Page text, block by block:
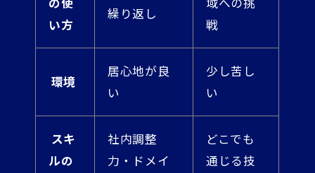
い方
繰り返し
戦
環境
居心地が良
い
少し苦し
い
スキ
ルの
社内調整
力・ドメイ
どこでも
通じる技